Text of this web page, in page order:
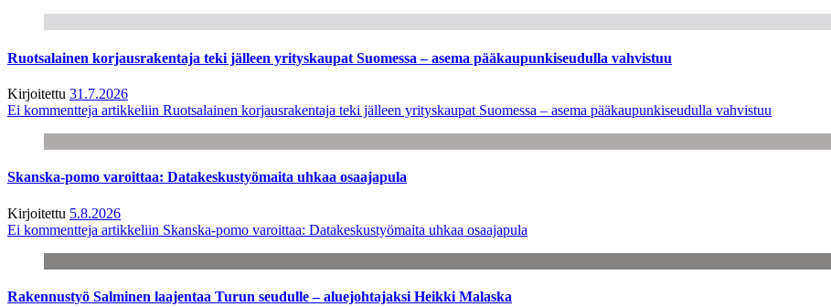
Ruotsalainen korjausrakentaja teki jälleen yrityskaupat Suomessa – asema pääkaupunkiseudulla vahvistuu
Kirjoitettu 31.7.2026
Ei kommentteja artikkeliin Ruotsalainen korjausrakentaja teki jälleen yrityskaupat Suomessa – asema pääkaupunkiseudulla vahvistuu
Skanska-pomo varoittaa: Datakeskustyömaita uhkaa osaajapula
Kirjoitettu 5.8.2026
Ei kommentteja artikkeliin Skanska-pomo varoittaa: Datakeskustyömaita uhkaa osaajapula
Rakennustyö Salminen laajentaa Turun seudulle – aluejohtajaksi Heikki Malaska